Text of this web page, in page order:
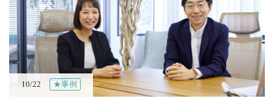
10/22 ★事例